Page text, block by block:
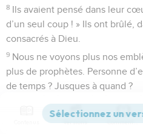
8 Ils avaient pensé dans leur
d’un seul coup ! » Ils ont brûlé,
consacrés à Dieu.
9 Nous ne voyons plus nos
plus de prophètes. Personne
de temps ? Jusques à quand ?
Jusques à quand, ô
t-il ? Les ennemis pourront-ils
Versions Commentaires